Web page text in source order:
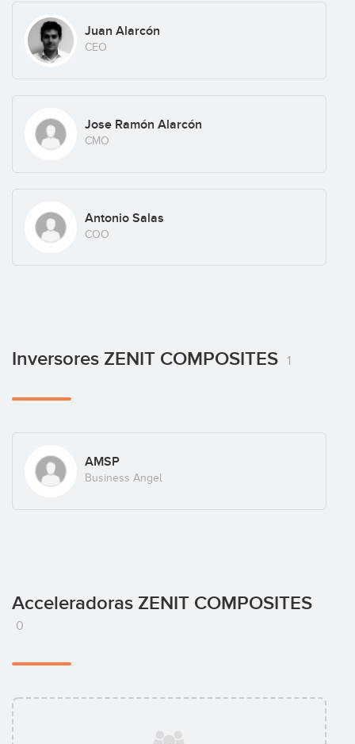
Juan Alarcón
CEO
Jose Ramón Alarcón
CMO
Antonio Salas
COO
Inversores ZENIT COMPOSITES 1
AMSP
Business Angel
Acceleradoras ZENIT COMPOSITES
0